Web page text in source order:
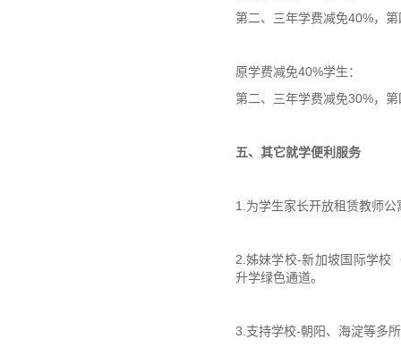
第二、三年学费减免40%，
原学费减免40%学生：
第二、三年学费减免30%，
五、其它就学便利服务
1.为学生家长开放租赁教师
2.姊妹学校-新加坡国际学校
升学绿色通道。
3.支持学校-朝阳、海淀等多